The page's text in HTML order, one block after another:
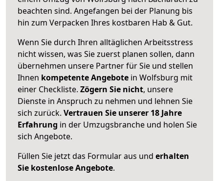
beachten sind. Angefangen bei der Planung bis
hin zum Verpacken Ihres kostbaren Hab & Gut.
Wenn Sie durch Ihren alltäglichen Arbeitsstress
nicht wissen, was Sie zuerst planen sollen, dann
übernehmen unsere Partner für Sie und stellen
Ihnen kompetente Angebote in Wolfsburg mit
einer Checkliste. Zögern Sie nicht, unsere
Dienste in Anspruch zu nehmen und lehnen Sie
sich zurück. Vertrauen Sie unserer 18 Jahre
Erfahrung in der Umzugsbranche und holen Sie
sich Angebote.
Füllen Sie jetzt das Formular aus und erhalten
Sie kostenlose Angebote.